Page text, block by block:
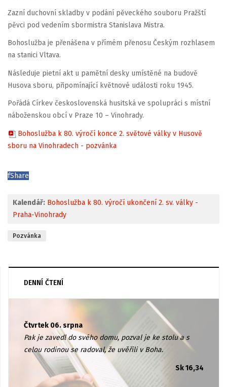
Zazní duchovní skladby v podání pěveckého souboru Pražští
pěvci pod vedením sbormistra Stanislava Mistra.
Bohoslužba je přenášena v přímém přenosu Českým rozhlasem
na stanici Vltava.
Následuje pietní akt u pamětní desky umístěné na budově
Husova sboru, připomínající květnové události roku 1945.
Pořádá Církev československá husitská ve spolupráci s místní
náboženskou obcí v Praze 10 – Vinohrady.
Bohoslužba k 80. výročí konce 2. světové války v Husově
sboru na Vinohradech - pozvánka
fShare
Kalendář: Bohoslužba k 80. výročí ukončení 2. sv. války -
Praha-Vinohrady
Pozvánka
DENNÍ ČTENÍ
Čtvrtek 06. srpna
Pak je zavedl do svého domu, pozval je ke stolu a s
celou rodinou se radoval, že uvěřili v Boha.
Sk 16,34